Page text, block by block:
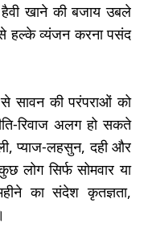
खाने की बजाय उबले
व्यंजन करना पसंद
सावन की परंपराओं को
रिवाज अलग हो सकते
प्याज-लहसुन, दही और
लोग सिर्फ सोमवार या
का संदेश कृतज्ञता,